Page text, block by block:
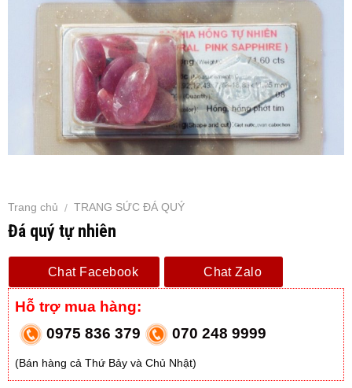
Trang chủ / TRANG SỨC ĐÁ QUÝ
Đá quý tự nhiên
Chat Facebook Chat Zalo
Hỗ trợ mua hàng:
0975 836 379
070 248 9999
(Bán hàng cả Thứ Bảy và Chủ Nhật)